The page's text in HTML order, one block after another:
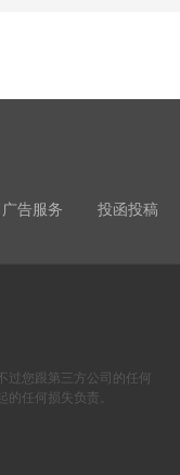
广告服务 投函投稿
过您跟第三方公司的任何
任何损失负责。